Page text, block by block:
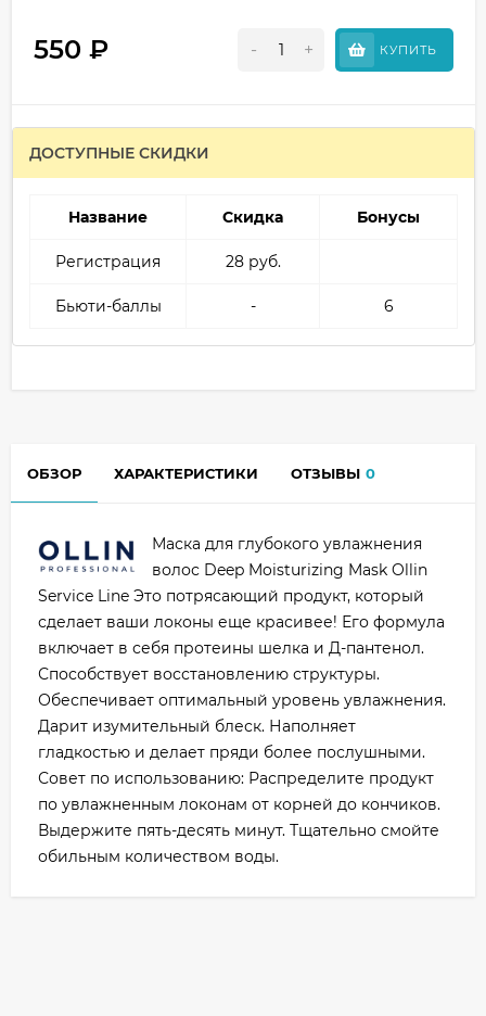
550 ₽ - + КУПИТЬ
ДОСТУПНЫЕ СКИДКИ
Название Скидка Бонусы
Регистрация 28 руб.
Бьюти-баллы - 6
ОБЗОР ХАРАКТЕРИСТИКИ ОТЗЫВЫ 0
Маска для глубокого увлажнения
волос Deep Moisturizing Mask Ollin
Service Line Это потрясающий продукт, который
сделает ваши локоны еще красивее! Его формула
включает в себя протеины шелка и Д-пантенол.
Способствует восстановлению структуры.
Обеспечивает оптимальный уровень увлажнения.
Дарит изумительный блеск. Наполняет
гладкостью и делает пряди более послушными.
Совет по использованию: Распределите продукт
по увлажненным локонам от корней до кончиков.
Выдержите пять-десять минут. Тщательно смойте
обильным количеством воды.